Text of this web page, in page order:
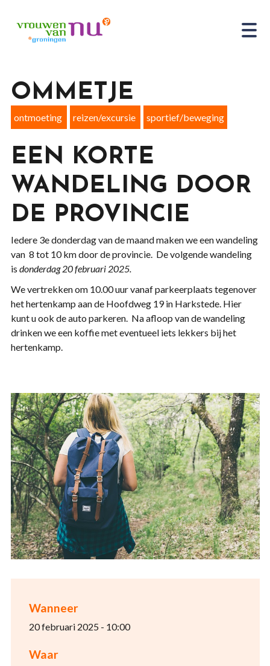
Wanneer
20 februari 2025 - 10:00
Waar
OMMETJE
ontmoeting reizen/excursie sportief/beweging
EEN KORTE
WANDELING DOOR
DE PROVINCIE
Iedere 3e donderdag van de maand maken we een wandeling
van 8 tot 10 km door de provincie. De volgende wandeling
is donderdag 20 februari 2025.
We vertrekken om 10.00 uur vanaf parkeerplaats tegenover
het hertenkamp aan de Hoofdweg 19 in Harkstede. Hier
kunt u ook de auto parkeren. Na afloop van de wandeling
drinken we een koffie met eventueel iets lekkers bij het
hertenkamp.